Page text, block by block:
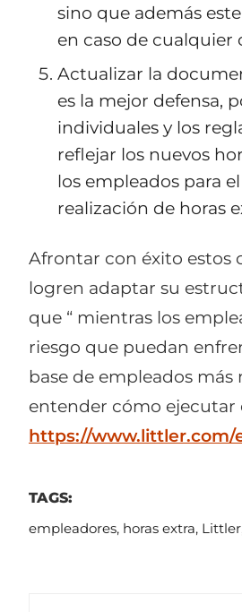
sino que además
en caso de cualquier
Actualizar la
es la mejor defensa,
individuales y los
reflejar los nuevos
los empleados para
realización de horas
Afrontar con éxito estos
logren adaptar su
que “ mientras los
riesgo que puedan
base de empleados
entender cómo ejecutar
https://www.littler.com/
TAGS:
empleadores, horas extra, Littler